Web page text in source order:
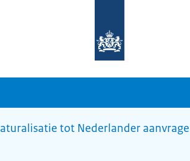
homepage
sdg.rijksoverheid.nl
tot Nederlander